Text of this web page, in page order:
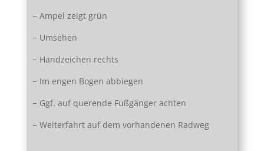
− Ampel zeigt grün
− Umsehen
− Handzeichen rechts
− Im engen Bogen abbiegen
− Ggf. auf querende Fußgänger achten
− Weiterfahrt auf dem vorhandenen Radweg